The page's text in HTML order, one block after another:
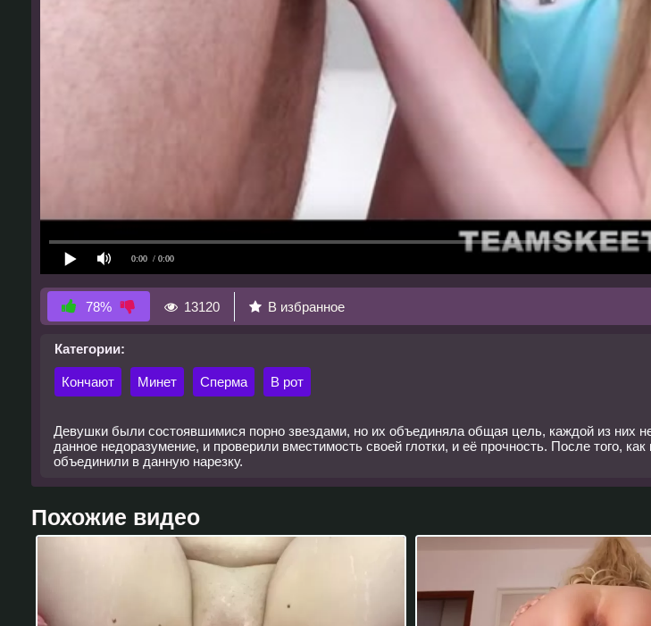
0:00 / 0:00
78% 13120 В избранное
Категории:
Кончают Минет Сперма В рот
Девушки были состоявшимися порно звездами, но их объединяла общая цель, каждой из них
данное недоразумение, и проверили вместимость своей глотки, и её прочность. После того,
объединили в данную нарезку.
Похожие видео